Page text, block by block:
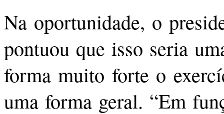
Na oportunidade, o
pontuou que isso seria
forma muito forte o
uma forma geral. “Em